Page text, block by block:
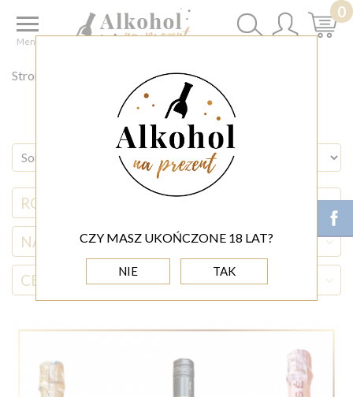
CZY MASZ UKOŃCZONE 18 LAT?
NIE TAK
0
Menu
Strona główna ◊ DODATKI
RODZAJ ALKOHOLU
NAZWA ALKOHOLU
CENA (0,00 - 2 000,00)